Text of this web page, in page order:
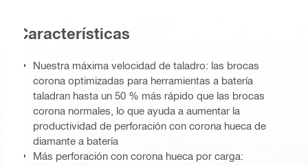
Caracterí­sticas
Nuestra máxima velocidad de taladro: las brocas
corona optimizadas para herramientas a batería
taladran hasta un 50 % más rápido que las brocas
corona normales, lo que ayuda a aumentar la
productividad de perforación con corona hueca de
diamante a batería
Más perforación con corona hueca por carga: